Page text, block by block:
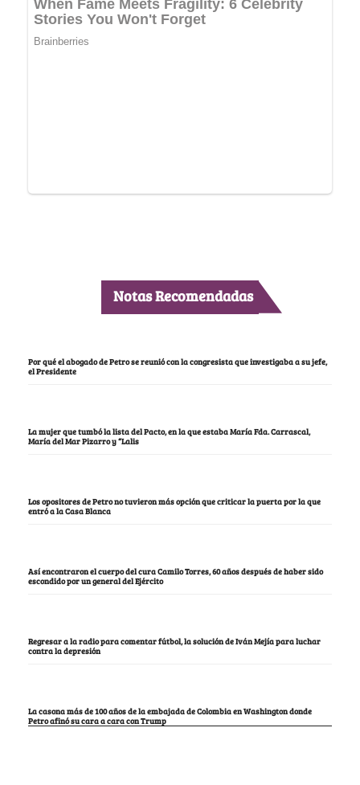
Notas Recomendadas
Por qué el abogado de Petro se reunió con la congresista que investigaba a su jefe,
el Presidente
La mujer que tumbó la lista del Pacto, en la que estaba María Fda. Carrascal,
María del Mar Pizarro y “Lalis
Los opositores de Petro no tuvieron más opción que criticar la puerta por la que
entró a la Casa Blanca
Así encontraron el cuerpo del cura Camilo Torres, 60 años después de haber sido
escondido por un general del Ejército
Regresar a la radio para comentar fútbol, la solución de Iván Mejía para luchar
contra la depresión
La casona más de 100 años de la embajada de Colombia en Washington donde
Petro afinó su cara a cara con Trump